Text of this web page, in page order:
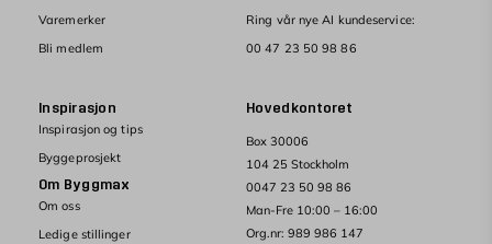
Hovedkontoret
Box 30006
104 25 Stockholm
0047 23 50 98 86
Man-Fre 10:00 – 16:00
Org.nr: 989 986 147
Varemerker
Bli medlem
Ring vår nye AI kundeservice:
00 47 23 50 98 86
Inspirasjon
Inspirasjon og tips
Byggeprosjekt
Om Byggmax
Om oss
Ledige stillinger